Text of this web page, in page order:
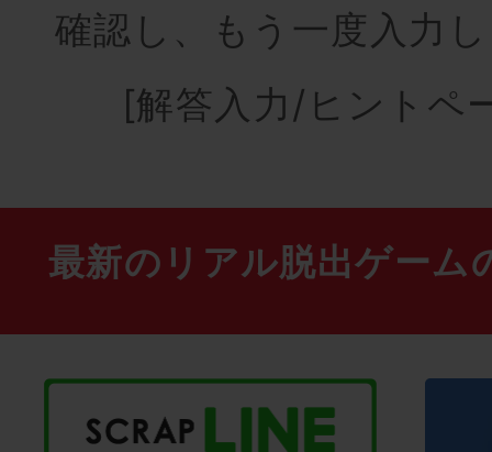
確認し、もう一度入力
[解答入力/ヒントペ
最新のリアル脱出ゲーム